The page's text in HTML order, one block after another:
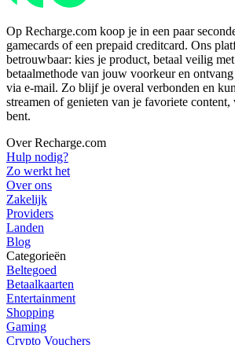
Op Recharge.com koop je in een paar
gamecards of een prepaid creditcard. Ons
betrouwbaar: kies je product, betaal veilig
betaalmethode van jouw voorkeur en
via e-mail. Zo blijf je overal verbonden en
streamen of genieten van je favoriete
bent.
Over Recharge.com
Hulp nodig?
Zo werkt het
Over ons
Zakelijk
Providers
Landen
Blog
Categorieën
Beltegoed
Betaalkaarten
Entertainment
Shopping
Gaming
Crypto Vouchers